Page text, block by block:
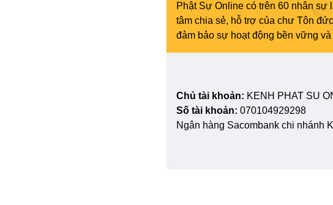
Phật Sự Online có trên 60 nhân sự
tâm chia sẻ, hỗ trợ của chư Tôn
đảm bảo sự hoạt động bền vững và
Chủ tài khoản: KENH PHAT SU
Số tài khoản: 070104929298
Ngân hàng Sacombank chi nhánh